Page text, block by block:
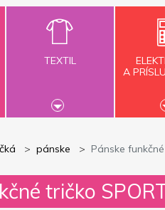
TEXTIL
A
pánske Pánske
tričko